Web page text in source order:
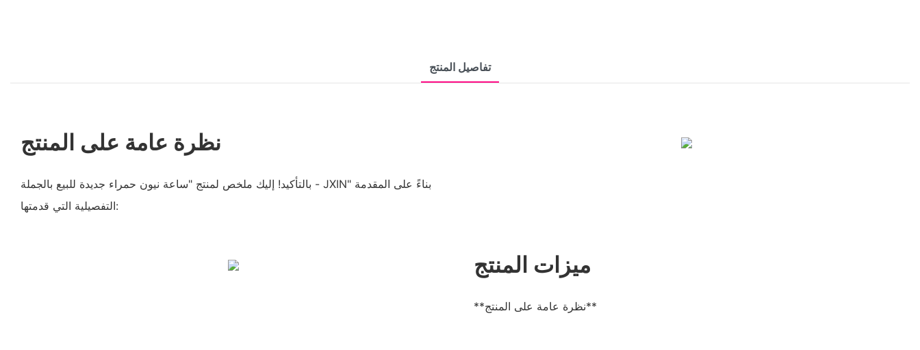
تفاصيل المنتج
نظرة عامة على المنتج
بالتأكيد! إليك ملخص لمنتج "ساعة نيون حمراء جديدة للبيع بالجملة - JXIN" بناءً على المقدمة
التفصيلية التي قدمتها:
ميزات المنتج
**نظرة عامة على المنتج**